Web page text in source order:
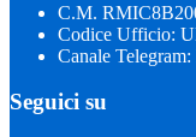
C.M.
Codice Ufficio:
Canale
Seguici su